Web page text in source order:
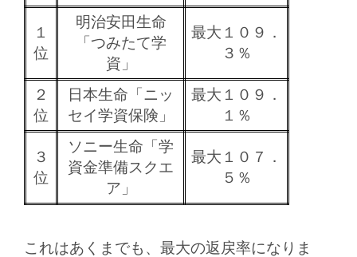
１
位
明治安田生命
「つみたて学
資」
最大１０９．
３％
２
位
日本生命「ニッ
セイ学資保険」
最大１０９．
１％
３
位
ソニー生命「学
資金準備スクエ
ア」
最大１０７．
５％
これはあくまでも、最大の返戻率になりま